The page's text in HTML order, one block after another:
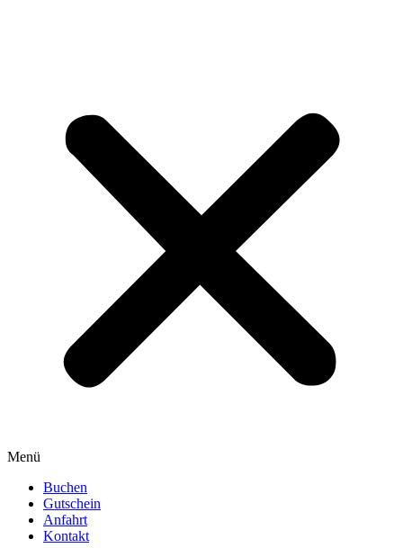
Menü
Buchen
Gutschein
Anfahrt
Kontakt